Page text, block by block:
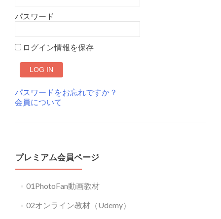
パスワード
ログイン情報を保存
パスワードをお忘れですか？
会員について
プレミアム会員ページ
01PhotoFan動画教材
02オンライン教材（Udemy）